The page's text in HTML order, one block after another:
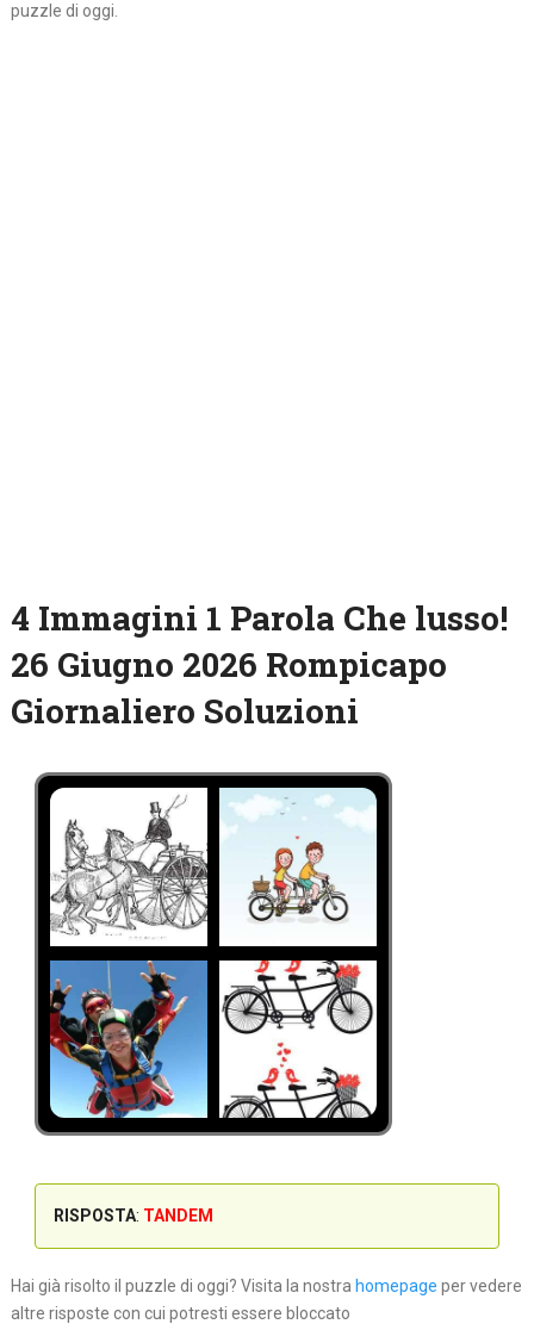
puzzle di oggi.
4 Immagini 1 Parola Che lusso!
26 Giugno 2026 Rompicapo
Giornaliero Soluzioni
RISPOSTA: TANDEM
Hai già risolto il puzzle di oggi? Visita la nostra homepage per vedere
altre risposte con cui potresti essere bloccato